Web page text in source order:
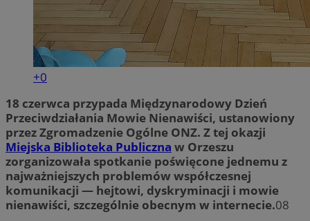
+0
18 czerwca przypada Międzynarodowy Dzień
Przeciwdziałania Mowie Nienawiści, ustanowiony
przez Zgromadzenie Ogólne ONZ. Z tej okazji
Miejska Biblioteka Publiczna w Orzeszu
zorganizowała spotkanie poświęcone jednemu z
najważniejszych problemów współczesnej
komunikacji — hejtowi, dyskryminacji i mowie
nienawiści, szczególnie obecnym w internecie.08